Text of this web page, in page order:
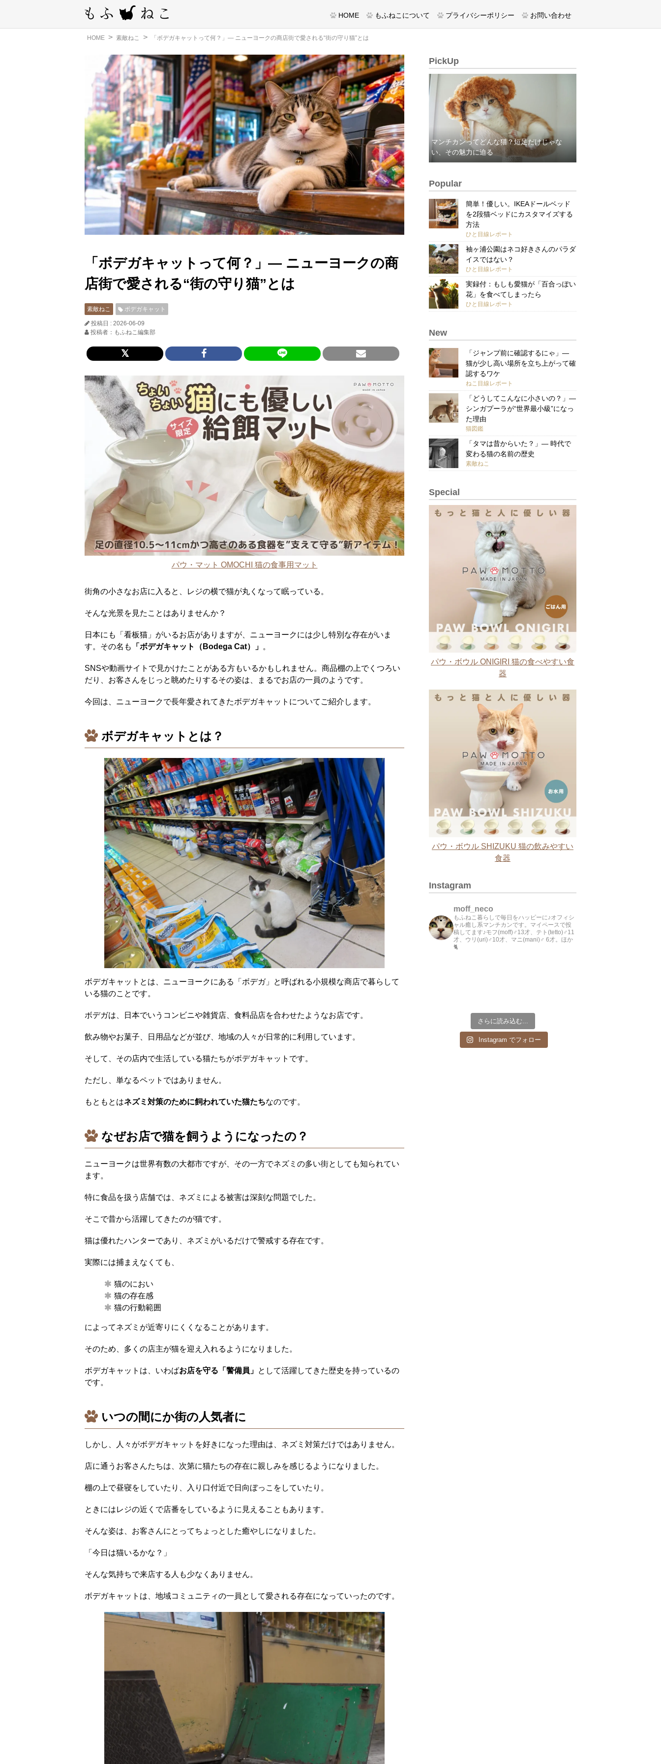
HOME もふねこについて プライバシーポリシー お問い合わせ
HOME 素敵ねこ 「ボデガキャットって何？」— ニューヨークの商店街で愛される“街の守り猫”とは
「ボデガキャットって何？」— ニューヨークの商
店街で愛される“街の守り猫”とは
素敵ねこ ボデガキャット
投稿日 : 2026-06-09
投稿者：もふねこ編集部
パウ・マット OMOCHI 猫の食事用マット
街角の小さなお店に入ると、レジの横で猫が丸くなって眠っている。
そんな光景を見たことはありませんか？
日本にも「看板猫」がいるお店がありますが、ニューヨークには少し特別な存在がいま
す。その名も
「ボデガキャット（Bodega Cat）」 。
SNSや動画サイトで見かけたことがある方もいるかもしれません。商品棚の上でくつろい
だり、お客さんをじっと眺めたりするその姿は、まるでお店の一員のようです。
今回は、ニューヨークで長年愛されてきたボデガキャットについてご紹介します。
ボデガキャットとは？
ボデガキャットとは、ニューヨークにある「ボデガ」と呼ばれる小規模な商店で暮らして
いる猫のことです。
ボデガは、日本でいうコンビニや雑貨店、食料品店を合わせたようなお店です。
飲み物やお菓子、日用品などが並び、地域の人々が日常的に利用しています。
そして、その店内で生活している猫たちがボデガキャットです。
ただし、単なるペットではありません。
もともとはネズミ対策のために飼われていた猫たちなのです。
なぜお店で猫を飼うようになったの？
ニューヨークは世界有数の大都市ですが、その一方でネズミの多い街としても知られてい
ます。
特に食品を扱う店舗では、ネズミによる被害は深刻な問題でした。
そこで昔から活躍してきたのが猫です。
猫は優れたハンターであり、ネズミがいるだけで警戒する存在です。
実際には捕まえなくても、
猫のにおい
猫の存在感
猫の行動範囲
によってネズミが近寄りにくくなることがあります。
そのため、多くの店主が猫を迎え入れるようになりました。
ボデガキャットは、いわばお店を守る「警備員」 として活躍してきた歴史を持っているの
です。
いつの間にか街の人気者に
しかし、人々がボデガキャットを好きになった理由は、ネズミ対策だけではありません。
店に通うお客さんたちは、次第に猫たちの存在に親しみを感じるようになりました。
棚の上で昼寝をしていたり、入り口付近で日向ぼっこをしていたり。
ときにはレジの近くで店番をしているように見えることもあります。
そんな姿は、お客さんにとってちょっとした癒やしになりました。
「今日は猫いるかな？」
そんな気持ちで来店する人も少なくありません。
ボデガキャットは、地域コミュニティの一員として愛される存在になっていったのです。
PickUp
マンチカンってどんな猫？短足だけじゃな
い、その魅力に迫る
Popular
簡単！優しい。IKEAドールベッド
を2段猫ベッドにカスタマイズする
方法
ひと目線レポート
袖ヶ浦公園はネコ好きさんのパラダ
イスではない？
ひと目線レポート
実録付：もしも愛猫が「百合っぽい
花」を食べてしまったら
ひと目線レポート
New
「ジャンプ前に確認するにゃ」—
猫が少し高い場所を立ち上がって確
認するワケ
ねこ目線レポート
「どうしてこんなに小さいの？」—
シンガプーラが“世界最小級”になっ
た理由
猫図鑑
「タマは昔からいた？」— 時代で
変わる猫の名前の歴史
素敵ねこ
Special
パウ・ボウル ONIGIRI 猫の食べやすい食
器
パウ・ボウル SHIZUKU 猫の飲みやすい
食器
Instagram
moff_neco
もふねこ暮らしで毎日をハッピーに♪オフィシ
ャル癒し系マンチカンです。マイペースで投
稿してます♪モフ(moff)♂13才、テト(tetto)♂11
才、ウリ(uri)♂10才、マニ(mani)♂ 6才。ほか
🐈
さらに読み込む...
Instagram でフォロー